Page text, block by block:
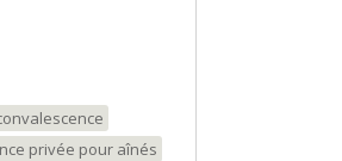
offre aux
complète avec
de leur
chaude et
Sunrise. Notre
privée pour aînés